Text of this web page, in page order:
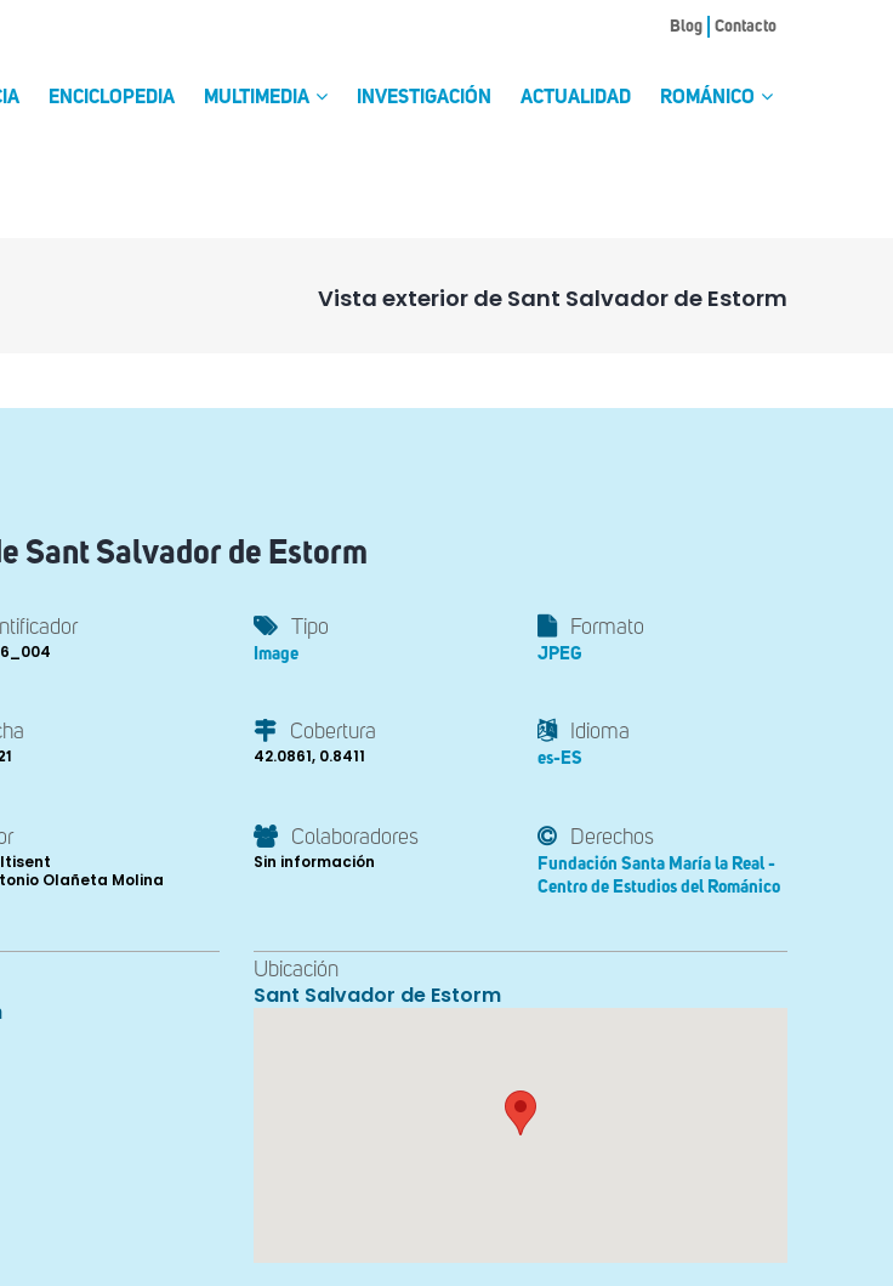
Blog Contacto
ENCICLOPEDIA MULTIMEDIA INVESTIGACIÓN ACTUALIDAD ROMÁNICO
Vista exterior de Sant Salvador de Estorm
Sant Salvador de Estorm
Tipo
Image
Formato
JPEG
Cobertura
42.0861, 0.8411
Idioma
es-ES
Olañeta Molina
Colaboradores
Sin información
Derechos
Fundación Santa María la Real -
Centro de Estudios del Románico
Ubicación
Sant Salvador de Estorm